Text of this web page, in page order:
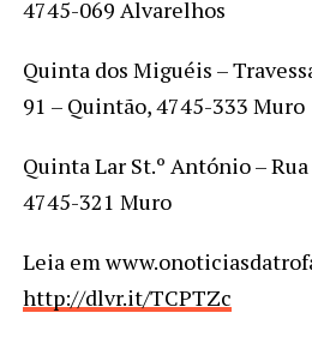
4745-069 Alvarelhos
Quinta dos Miguéis –
91 – Quintão, 4745-333 Muro
Quinta Lar St.º António –
4745-321 Muro
Leia em
http://dlvr.it/TCPTZc